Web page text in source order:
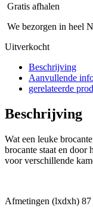
Gratis afhalen
We bezorgen in heel
Uitverkocht
Beschrijving
Aanvullende
gerelateerde
Beschrijving
Wat een leuke
brocante staat en door
voor verschillende
Afmetingen (lxdxh)